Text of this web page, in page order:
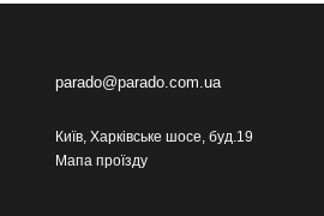
parado@parado.com.ua
Київ, Харківське шосе, буд.19
Мапа проїзду